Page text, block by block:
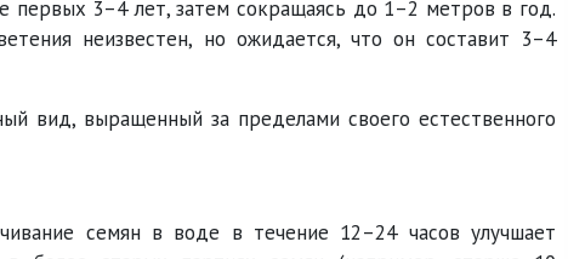
первых 3–4 лет, затем сокращаясь до 1–2 метров в год.
неизвестен, но ожидается, что он составит 3–4
вид, выращенный за пределами своего естественного
семян в воде в течение 12–24 часов улучшает